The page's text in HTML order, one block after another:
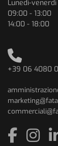
Lunedì-venerdì
09:00 - 13:00
14:00 - 18:00
+39 06 4080